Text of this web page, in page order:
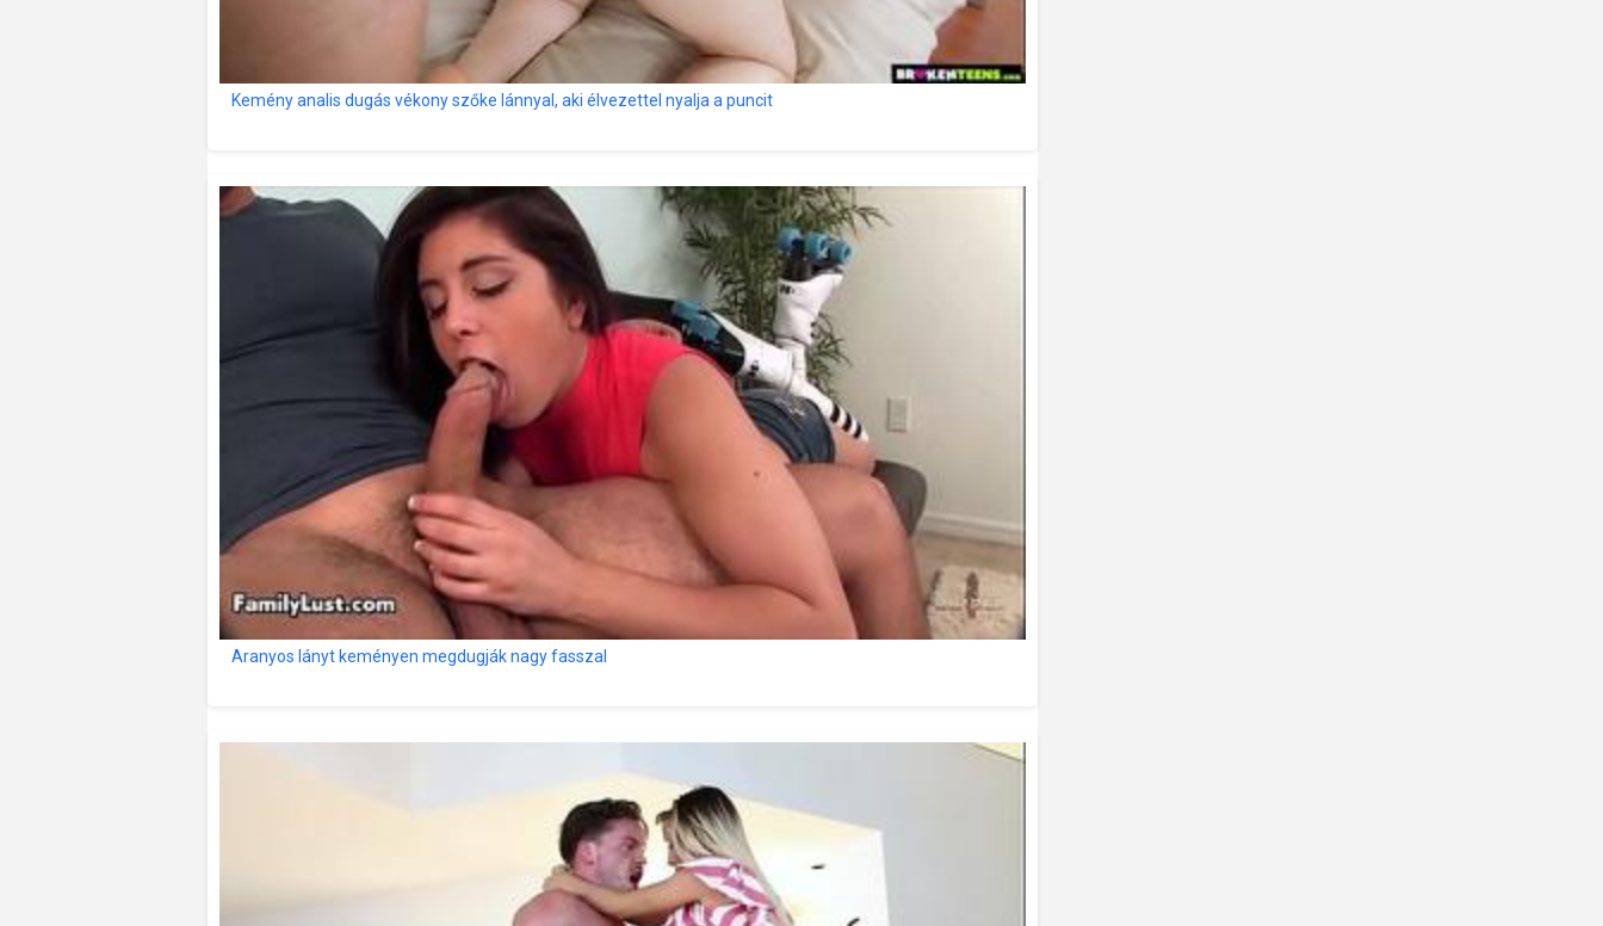
Kemény analis dugás vékony szőke lánnyal, aki élvezettel nyalja a puncit
Aranyos lányt keményen megdugják nagy fasszal